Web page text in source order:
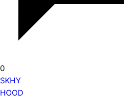
0
SKHY
HOOD